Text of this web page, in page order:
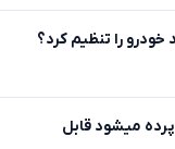
را تنظیم کرد؟
میشود قابل